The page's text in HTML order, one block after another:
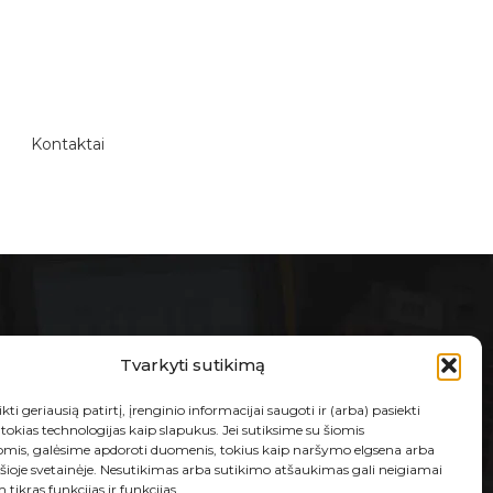
Tvarkyti sutikimą
geriausią patirtį, įrenginio informacijai saugoti ir (arba) pasiekti
technologijas kaip slapukus. Jei sutiksime su šiomis
galėsime apdoroti duomenis, tokius kaip naršymo elgsena arba
svetainėje. Nesutikimas arba sutikimo atšaukimas gali neigiamai
tikras funkcijas ir funkcijas.
Kontaktai
E-PARDUOTUVĖ
Taisyklės ir sąlygos
Prekių grąžinimas ir garantija
Privatumo politika